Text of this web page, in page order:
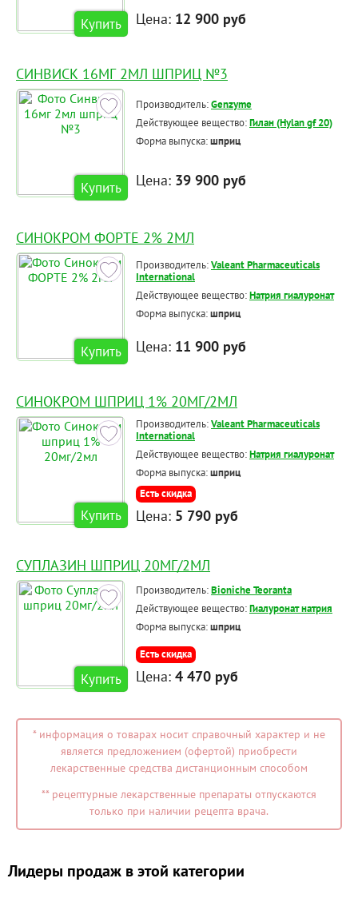
Купить Цена: 12 900 руб
СИНВИСК 16МГ 2МЛ ШПРИЦ №3
Купить
Производитель:Genzyme
Действующее вещество:Гилан (Hylan gf 20)
Форма выпуска:шприц
Цена: 39 900 руб
СИНОКРОМ ФОРТЕ 2% 2МЛ
Купить
Производитель:Valeant Pharmaceuticals
International
Действующее вещество:Натрия гиалуронат
Форма выпуска:шприц
Цена: 11 900 руб
СИНОКРОМ ШПРИЦ 1% 20МГ/2МЛ
Купить
Производитель:Valeant Pharmaceuticals
International
Действующее вещество:Натрия гиалуронат
Форма выпуска:шприц
Есть скидка
Цена: 5 790 руб
СУПЛАЗИН ШПРИЦ 20МГ/2МЛ
Купить
Производитель:Bioniche Teoranta
Действующее вещество:Гиалуронат натрия
Форма выпуска:шприц
Есть скидка
Цена: 4 470 руб
* информация о товарах носит справочный характер и не
является предложением (офертой) приобрести
лекарственные средства дистанционным способом
** рецептурные лекарственные препараты отпускаются
только при наличии рецепта врача.
Лидеры продаж в этой категории